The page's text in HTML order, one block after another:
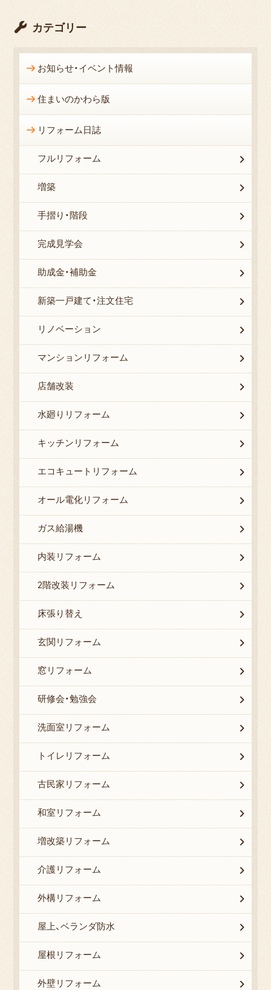
カテゴリー
お知らせ・イベント情報
住まいのかわら版
リフォーム日誌
フルリフォーム
増築
手摺り・階段
完成見学会
助成金・補助金
新築一戸建て・注文住宅
リノベーション
マンションリフォーム
店舗改装
水廻りリフォーム
キッチンリフォーム
エコキュートリフォーム
オール電化リフォーム
ガス給湯機
内装リフォーム
2階改装リフォーム
床張り替え
玄関リフォーム
窓リフォーム
研修会・勉強会
洗面室リフォーム
トイレリフォーム
古民家リフォーム
和室リフォーム
増改築リフォーム
介護リフォーム
外構リフォーム
屋上、ベランダ防水
屋根リフォーム
外壁リフォーム